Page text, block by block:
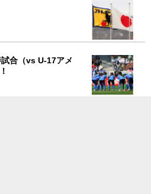
合（vs U-17アメ